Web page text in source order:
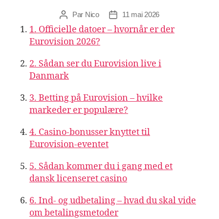
Auteur
de
l’article
Par Nico
Date
de
11 mai 2026
1. Officielle datoer – hvornår er der
Eurovision 2026?
2. Sådan ser du Eurovision live i
Danmark
3. Betting på Eurovision – hvilke
markeder er populære?
4. Casino‑bonusser knyttet til
Eurovision‑eventet
5. Sådan kommer du i gang med et
dansk licenseret casino
6. Ind- og udbetaling – hvad du skal vide
om betalingsmetoder